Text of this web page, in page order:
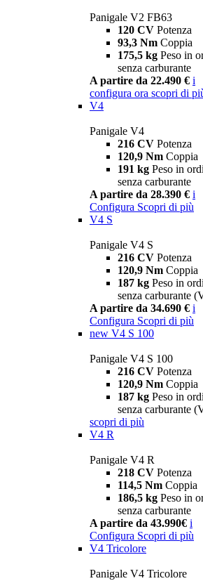
Panigale V2 FB63
120 CV Potenza
93,3 Nm Coppia
175,5 kg Peso in
senza carburante
A partire da 22.490 € i
configura ora scopri di
V4
Panigale V4
216 CV Potenza
120,9 Nm Coppia
191 kg Peso in
senza carburante
A partire da 28.390 € i
Configura Scopri di più
V4 S
Panigale V4 S
216 CV Potenza
120,9 Nm Coppia
187 kg Peso in
senza carburante
A partire da 34.690 € i
Configura Scopri di più
new V4 S 100
Panigale V4 S 100
216 CV Potenza
120,9 Nm Coppia
187 kg Peso in
senza carburante
scopri di più
V4 R
Panigale V4 R
218 CV Potenza
114,5 Nm Coppia
186,5 kg Peso in
senza carburante
A partire da 43.990€ i
Configura Scopri di più
V4 Tricolore
Panigale V4 Tricolore